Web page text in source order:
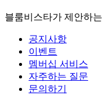
블룸비스타가 제안하
공지사항
이벤트
멤버십 서비스
자주하는 질문
문의하기